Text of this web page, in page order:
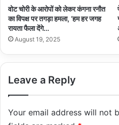
वोट चोरी के आरोपों को लेकर कंगना रनौत
का विपक्ष पर तगड़ा हमला, ‘हम हर जगह
रायता फैला देंगे…
August 19, 2025
Leave a Reply
Your email address will not